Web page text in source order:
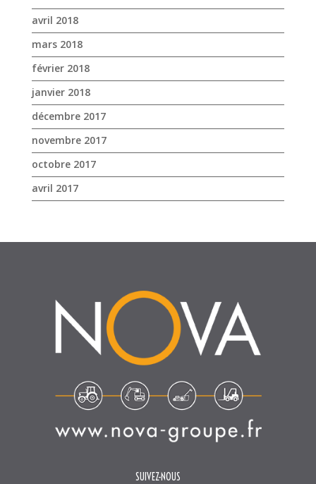
avril 2018
mars 2018
février 2018
janvier 2018
décembre 2017
novembre 2017
octobre 2017
avril 2017
SUIVEZ-NOUS